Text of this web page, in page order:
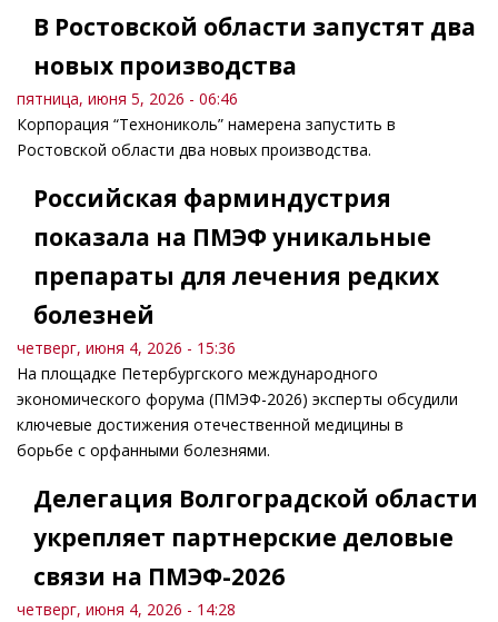
В Ростовской области запустят два
новых производства
пятница, июня 5, 2026 - 06:46
Корпорация “Технониколь” намерена запустить в
Ростовской области два новых производства.
Российская фарминдустрия
показала на ПМЭФ уникальные
препараты для лечения редких
болезней
четверг, июня 4, 2026 - 15:36
На площадке Петербургского международного
экономического форума (ПМЭФ-2026) эксперты обсудили
ключевые достижения отечественной медицины в
борьбе с орфанными болезнями.
Делегация Волгоградской области
укрепляет партнерские деловые
связи на ПМЭФ-2026
четверг, июня 4, 2026 - 14:28